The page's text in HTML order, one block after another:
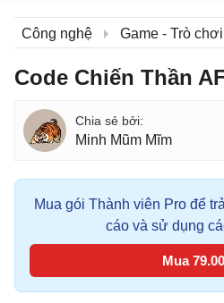
Công nghệ Game - Trò chơi
Code Chiến Thần
Minh Mũm Mĩm
Mua gói Thành viên Pro để
cáo và sử dụng
Mua